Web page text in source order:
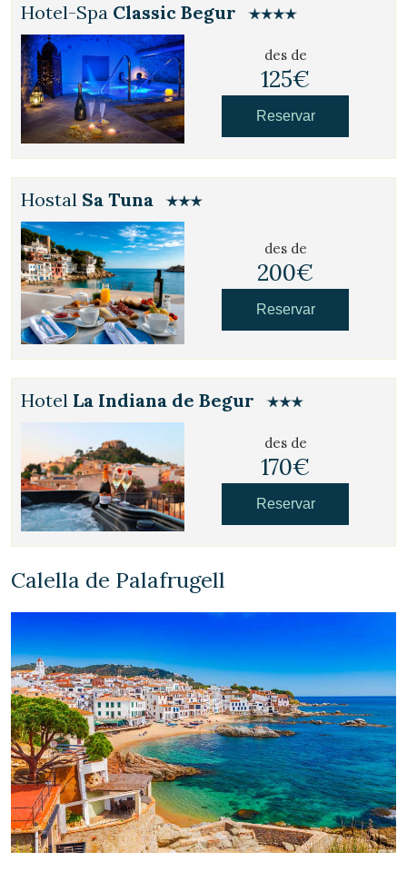
Hotel-Spa Classic Begur
des de
125€
Reservar
Hostal Sa Tuna
des de
200€
Reservar
Hotel La Indiana de Begur
des de
170€
Reservar
Calella de Palafrugell